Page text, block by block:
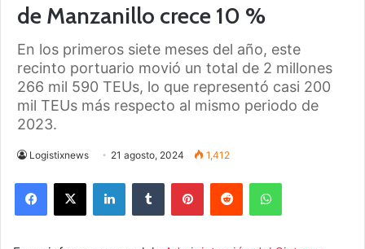
de Manzanillo crece 10 %
En los primeros siete meses del año, este
recinto portuario movió un total de 2 millones
266 mil 590 TEUs, lo que representó casi 200
mil TEUs más respecto al mismo periodo de
2023.
Logistixnews 21 agosto, 2024 1,412